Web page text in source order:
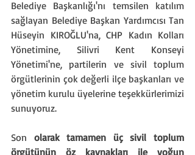
Belediye Başkanlığı'nı temsilen katılım
sağlayan Belediye Başkan Yardımcısı Tan
Hüseyin KIROĞLU'na, CHP Kadın Kolları
Yönetimine, Silivri Kent Konseyi
Yönetimi'ne, partilerin ve sivil toplum
örgütlerinin çok değerli ilçe başkanları ve
yönetim kurulu üyelerine teşekkürlerimizi
sunuyoruz.
Son olarak tamamen üç sivil toplum
örgütünün öz kaynakları ile yoğun